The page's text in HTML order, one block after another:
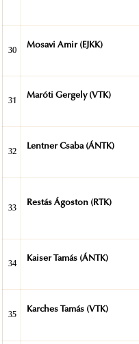
30
Mosavi Amir (EJKK)
31
Maróti Gergely (VTK)
32
Lentner Csaba (ÁNTK)
33
Restás Ágoston (RTK)
34
Kaiser Tamás (ÁNTK)
35
Karches Tamás (VTK)